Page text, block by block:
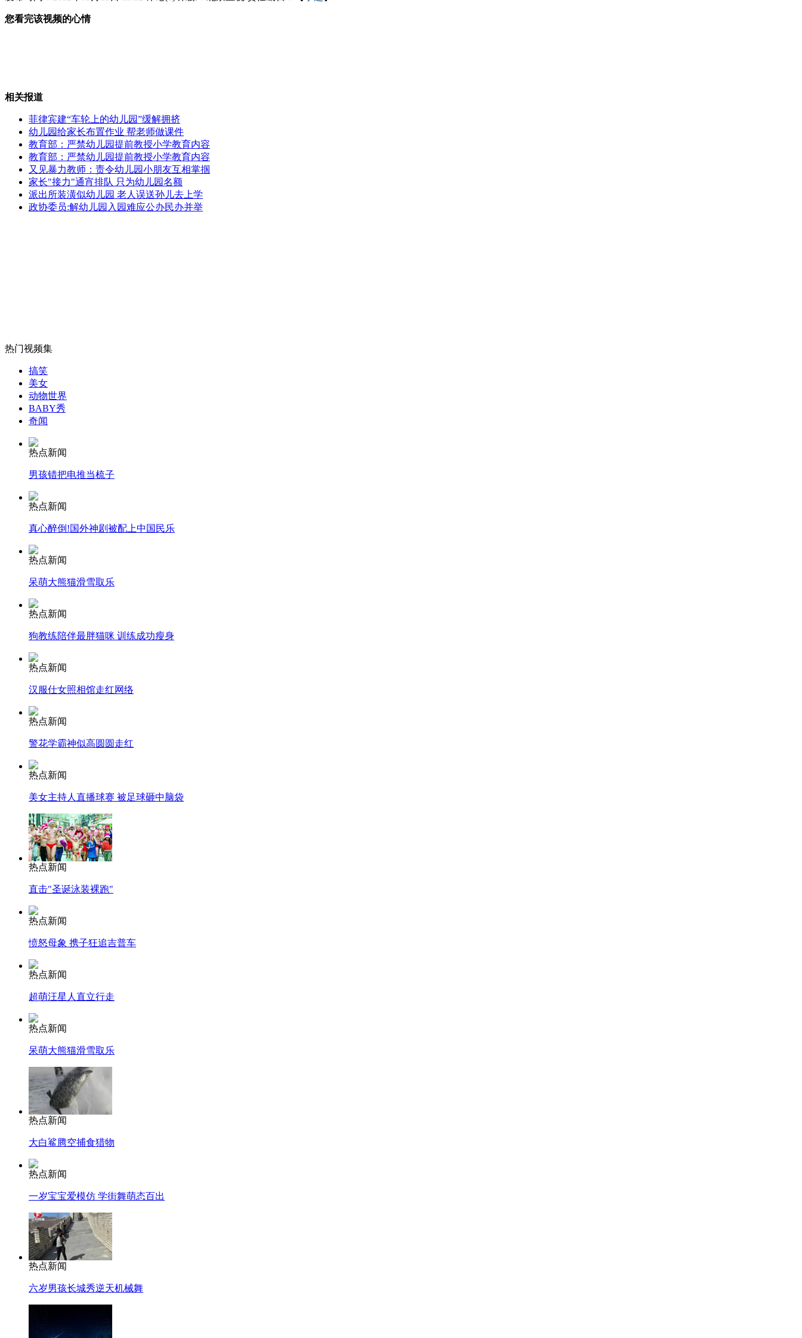
铁皮屋遭纵火致5死3伤 口角引发
刘德华赴台催票 "桃姐"大丰收
外交部：反对强权政治霸凌主义
外交部：有关国家言论片面不公正
安徽一实载49人客车翻车
消防员救轻生者
司机酒驾遇交警 急速倒车逃窜
您看完该视频的心情
相关报道
菲律宾建“车轮上的幼儿园”缓解拥挤
幼儿园给家长布置作业 帮老师做课件
教育部：严禁幼儿园提前教授小学教育内容
教育部：严禁幼儿园提前教授小学教育内容
又见暴力教师：责令幼儿园小朋友互相掌掴
家长"接力"通宵排队 只为幼儿园名额
派出所装潢似幼儿园 老人误送孙儿去上学
政协委员:解幼儿园入园难应公办民办并举
热门视频集
搞笑
美女
动物世界
BABY秀
奇闻
热点新闻
男孩错把电推当梳子
热点新闻
真心醉倒!国外神剧被配上中国民乐
热点新闻
呆萌大熊猫滑雪取乐
热点新闻
狗教练陪伴最胖猫咪 训练成功瘦身
热点新闻
汉服仕女照相馆走红网络
热点新闻
警花学霸神似高圆圆走红
热点新闻
美女主持人直播球赛 被足球砸中脑袋
热点新闻
直击"圣诞泳装裸跑"
热点新闻
愤怒母象 携子狂追吉普车
热点新闻
超萌汪星人直立行走
热点新闻
呆萌大熊猫滑雪取乐
热点新闻
大白鲨腾空捕食猎物
热点新闻
一岁宝宝爱模仿 学街舞萌态百出
热点新闻
六岁男孩长城秀逆天机械舞